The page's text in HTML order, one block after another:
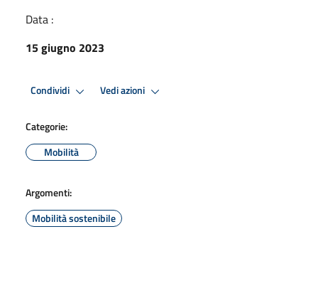
Data :
15 giugno 2023
Condividi Vedi azioni
Categorie:
Mobilità
Argomenti:
Mobilità sostenibile